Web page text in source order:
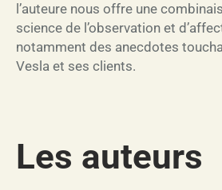
l’auteure nous offre une
science de l’observation et
notamment des anecdotes
Vesla et ses clients.
Les auteurs